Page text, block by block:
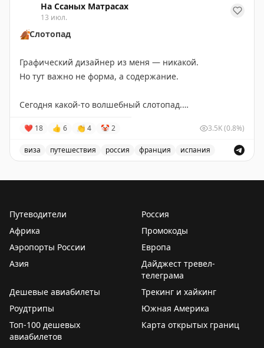
На Ссаных Матрасах
13 июл.
🍂Слотопад
Графический дизайнер из меня — никакой.
Но тут важно не форма, а содержание.
Сегодня какой-то волшебный слотопад.
Испания — 17 июля,
Франция — 23 июля,
Великобритания — 14 августа.
📲 @matrasssi
Stay tuned!
Подписаться на Матрассы
❤ 18 👍 6 👏 4 🤡2 3.5K(0.8%)
виза путешествия россия франция испания
Путеводители
Россия
Африка
Промокоды
Аэропорты России
Европа
Азия
Дайджест тревел-
телеграма
Дешевые авиабилеты
Трекинг и хайкинг
Роудтрипы
Южная Америка
Топ-100 дешевых
авиабилетов
Карта открытых границ